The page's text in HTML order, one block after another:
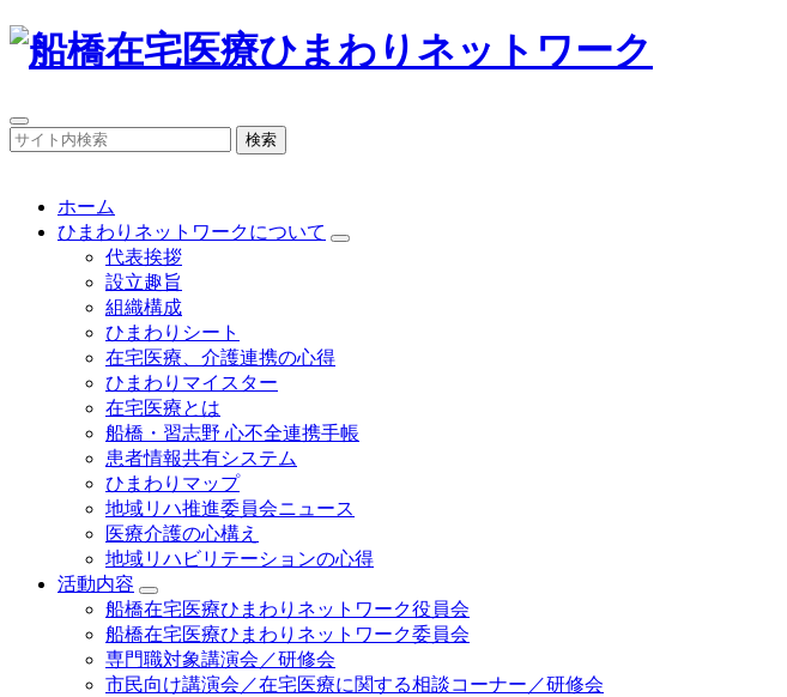
検索
ホーム
ひまわりネットワークについて
代表挨拶
設立趣旨
組織構成
ひまわりシート
在宅医療、介護連携の心得
ひまわりマイスター
在宅医療とは
船橋・習志野 心不全連携手帳
患者情報共有システム
ひまわりマップ
地域リハ推進委員会ニュース
医療介護の心構え
地域リハビリテーションの心得
活動内容
船橋在宅医療ひまわりネットワーク役員会
船橋在宅医療ひまわりネットワーク委員会
専門職対象講演会／研修会
市民向け講演会／在宅医療に関する相談コーナー／研修会